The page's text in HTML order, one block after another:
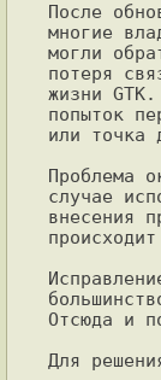
После
многие
могли
потеря
жизни
попыток
или точка
Проблема
случае
внесения
Отсюда и
Для